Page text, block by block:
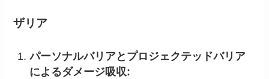
ザリア
パーソナルバリアとプロジェクテッドバリア
によるダメージ吸収: